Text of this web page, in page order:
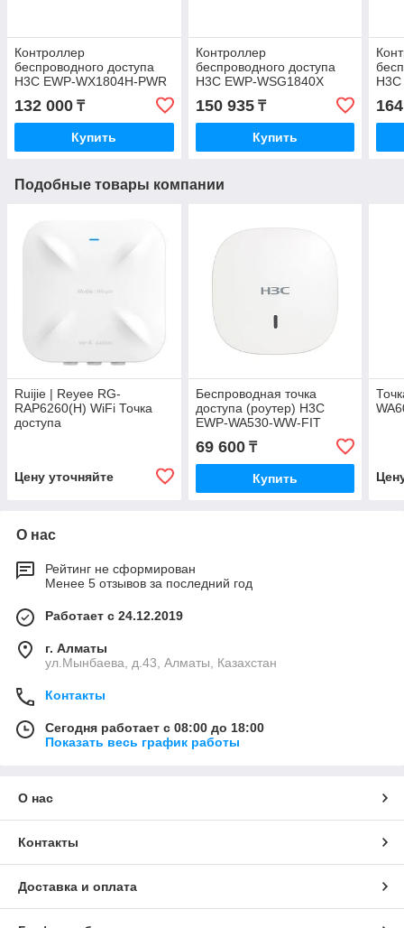
Контроллер
беспроводного доступа
H3C EWP-WX1804H-PWR
132 000 ₸
Купить
Контроллер
беспроводного доступа
H3C EWP-WSG1840X
150 935₸
Купить
Подобные товары компании
Ruijie | Reyee RG-
RAP6260(H) WiFi Точка
доступа
Цену уточняйте
Беспроводная точка
доступа (роутер) H3C
EWP-WA530-WW-FIT
69 600₸
Купить
О нас
Рейтинг не сформирован
Менее 5 отзывов за последний год
Работает с 24.12.2019
г. Алматы
ул.Мынбаева, д.43, Алматы, Казахстан
Контакты
Сегодня работает с 08:00 до 18:00
Показать весь график работы
О нас
Контакты
Доставка и оплата